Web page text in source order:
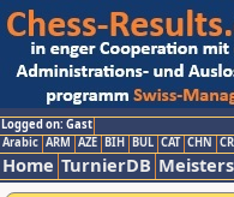
Logged on: Gast
Arabic ARM AZE BIH BUL CAT CHN
Home TurnierDB